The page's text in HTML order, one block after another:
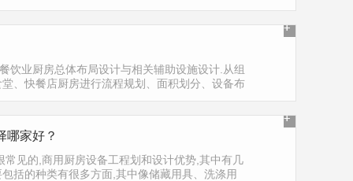
饮业厨房总体布局设计与相关辅助设施设计.从组
、快餐店厨房进行流程规划、面积划分、设备布
哪家好？
常见的,商用厨房设备工程划和设计优势,其中有几
括的种类有很多方面,其中像储藏用具、洗涤用